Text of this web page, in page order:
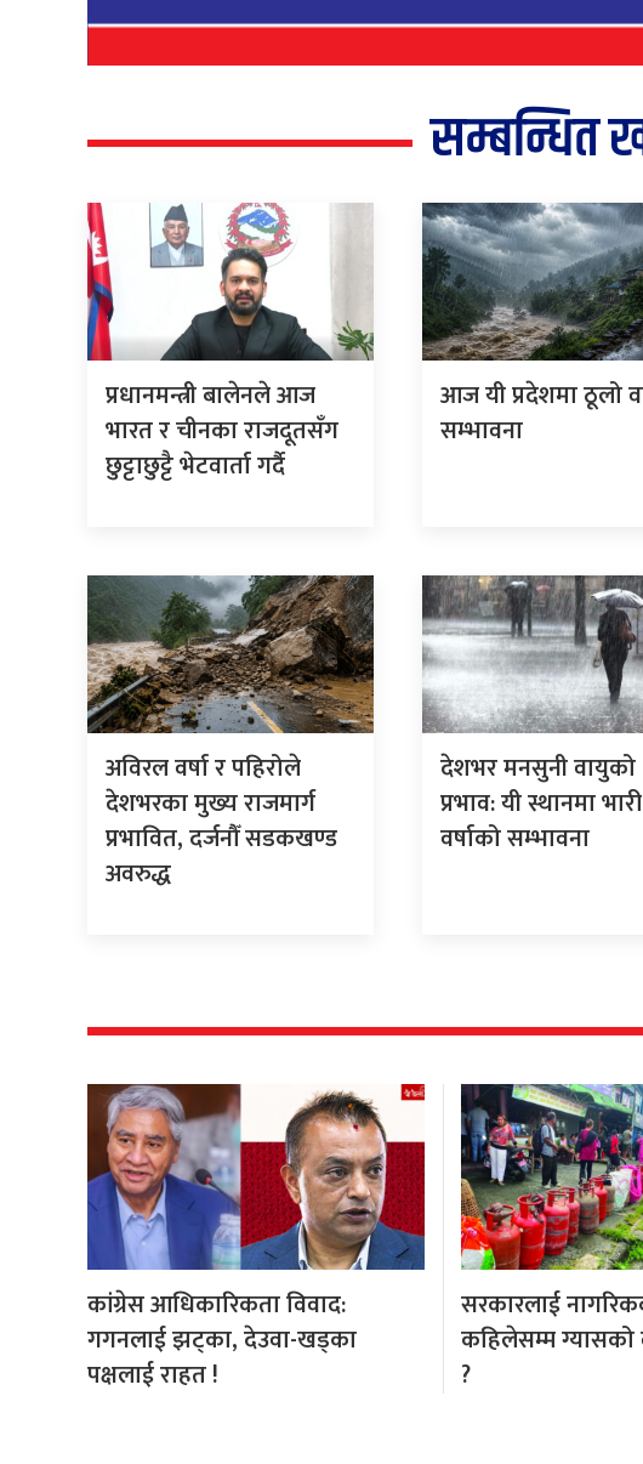
सम्बन्धित
प्रधानमन्त्री बालेनले आज
भारत र चीनका राजदूतसँग
छुट्टाछुट्टै भेटवार्ता गर्दै
आज यी प्रदेशमा ठूलो
सम्भावना
अविरल वर्षा र पहिरोले
देशभरका मुख्य राजमार्ग
प्रभावित, दर्जनौँ सडकखण्ड
अवरुद्ध
देशभर मनसुनी वायुको
प्रभाव: यी स्थानमा भारी
वर्षाको सम्भावना
कांग्रेस आधिकारिकता विवाद:
गगनलाई झट्का, देउवा-खड्का
पक्षलाई राहत !
सरकारलाई
कहिलेसम्म ग्यासको
?